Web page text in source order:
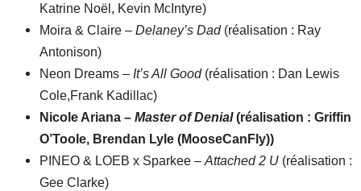
Katrine Noël, Kevin McIntyre)
Moira & Claire –Delaney’s Dad(réalisation : Ray
Antonison)
Neon Dreams – It’s All Good(réalisation : Dan Lewis
Cole,Frank Kadillac)
Nicole Ariana –Master of Denial(réalisation : Griffin
O’Toole, Brendan Lyle (MooseCanFly))
PINEO & LOEB x Sparkee –Attached 2 U (réalisation :
Gee Clarke)